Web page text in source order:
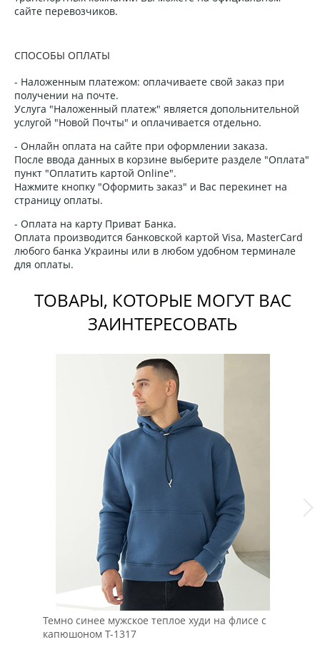
сайте перевозчиков.
СПОСОБЫ ОПЛАТЫ
- Наложенным платежом: оплачиваете свой заказ при
получении на почте.
Услуга "Наложенный платеж" является допольнительной
услугой "Новой Почты" и оплачивается отдельно.
- Онлайн оплата на сайте при оформлении заказа.
После ввода данных в корзине выберите разделе "Оплата"
пункт "Оплатить картой Online".
Нажмите кнопку "Оформить заказ" и Вас перекинет на
страницу оплаты.
- Оплата на карту Приват Банка.
Оплата производится банковской картой Visa, MasterCard
любого банка Украины или в любом удобном терминале
для оплаты.
ТОВАРЫ, КОТОРЫЕ МОГУТ ВАС
ЗАИНТЕРЕСОВАТЬ
Темно синее мужское теплое худи на флисе с
капюшоном Т-1317